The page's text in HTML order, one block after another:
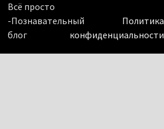
Всё просто
-Познавательный
блог
Политика
конфиденциальности